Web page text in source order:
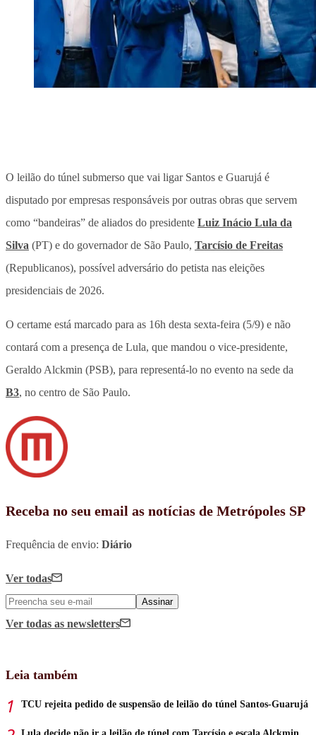
O leilão do túnel submerso que vai ligar Santos e Guarujá é
disputado por empresas responsáveis por outras obras que servem
como “bandeiras” de aliados do presidente Luiz Inácio Lula da
Silva (PT) e do governador de São Paulo, Tarcísio de Freitas
(Republicanos), possível adversário do petista nas eleições
presidenciais de 2026.
O certame está marcado para as 16h desta sexta-feira (5/9) e não
contará com a presença de Lula, que mandou o vice-presidente,
Geraldo Alckmin (PSB), para representá-lo no evento na sede da
B3, no centro de São Paulo.
Receba no seu email as notícias de Metrópoles SP
Frequência de envio: Diário
Ver todas
Assinar
Ver todas as newsletters
Leia também
TCU rejeita pedido de suspensão de leilão do túnel Santos-Guarujá